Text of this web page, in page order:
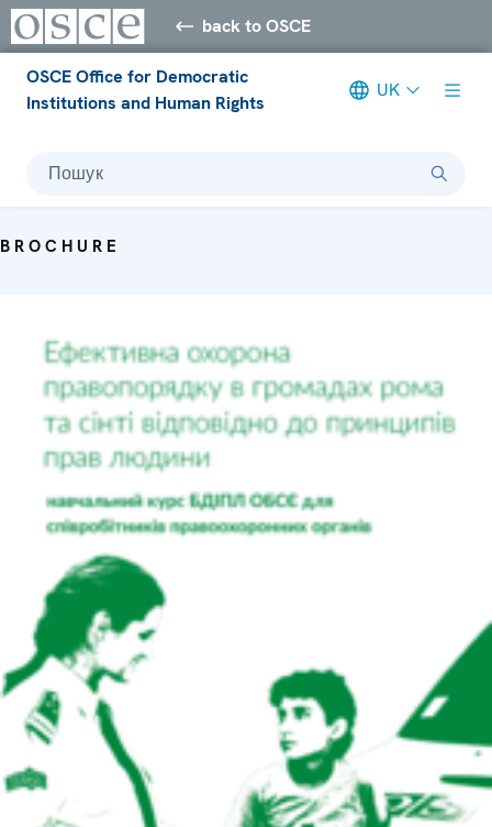
back to OSCE
OSCE Office for Democratic
Institutions and Human Rights
UK
Пошук
BROCHURE